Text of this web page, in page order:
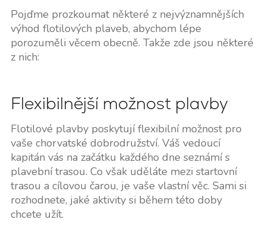
Pojďme prozkoumat některé z nejvýznamnějších
výhod flotilových plaveb, abychom lépe
porozuměli věcem obecně. Takže zde jsou některé
z nich:
Flexibilnější možnost plavby
Flotilové plavby poskytují flexibilní možnost pro
vaše chorvatské dobrodružství. Váš vedoucí
kapitán vás na začátku každého dne seznámí s
plavební trasou. Co však uděláte mezi startovní
trasou a cílovou čarou, je vaše vlastní věc. Sami si
rozhodnete, jaké aktivity si během této doby
chcete užít.